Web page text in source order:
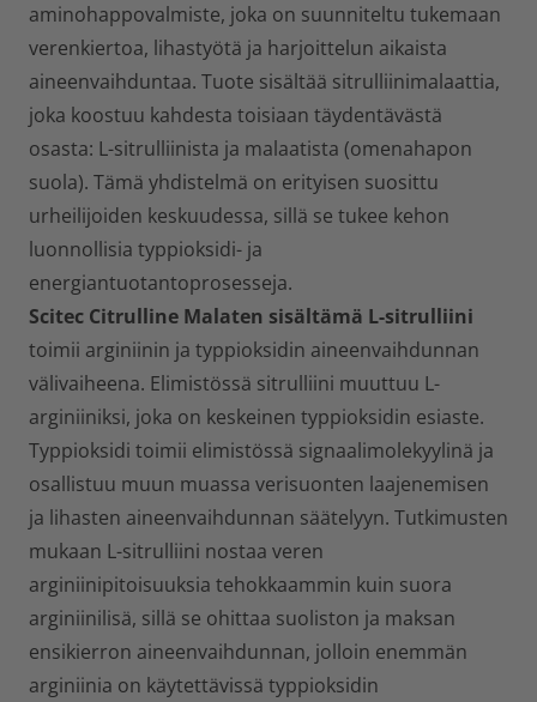
aminohappovalmiste, joka on suunniteltu tukemaan
verenkiertoa, lihastyötä ja harjoittelun aikaista
aineenvaihduntaa. Tuote sisältää sitrulliinimalaattia,
joka koostuu kahdesta toisiaan täydentävästä
osasta: L-sitrulliinista ja malaatista (omenahapon
suola). Tämä yhdistelmä on erityisen suosittu
urheilijoiden keskuudessa, sillä se tukee kehon
luonnollisia typpioksidi- ja
energiantuotantoprosesseja.
Scitec Citrulline Malaten sisältämä L-sitrulliini
toimii arginiinin ja typpioksidin aineenvaihdunnan
välivaiheena. Elimistössä sitrulliini muuttuu L-
arginiiniksi, joka on keskeinen typpioksidin esiaste.
Typpioksidi toimii elimistössä signaalimolekyylinä ja
osallistuu muun muassa verisuonten laajenemisen
ja lihasten aineenvaihdunnan säätelyyn. Tutkimusten
mukaan L-sitrulliini nostaa veren
arginiinipitoisuuksia tehokkaammin kuin suora
arginiinilisä, sillä se ohittaa suoliston ja maksan
ensikierron aineenvaihdunnan, jolloin enemmän
arginiinia on käytettävissä typpioksidin